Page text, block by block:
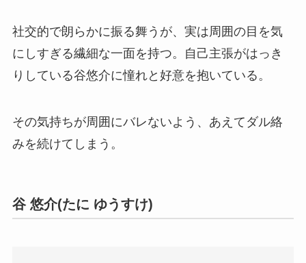
社交的で朗らかに振る舞うが、実は周囲の目を気
にしすぎる繊細な一面を持つ。自己主張がはっき
りしている谷悠介に憧れと好意を抱いている。
その気持ちが周囲にバレないよう、あえてダル絡
みを続けてしまう。
谷 悠介(たに ゆうすけ)